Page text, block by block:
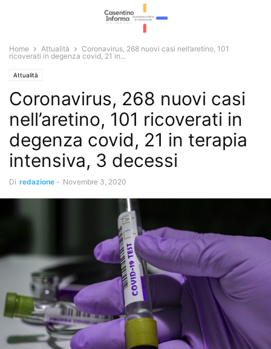
Home Attualità
Coronavirus, 268 nuovi casi nell’aretino, 101
ricoverati in degenza covid, 21 in...
Attualità
Coronavirus, 268 nuovi casi
nell’aretino, 101 ricoverati in
degenza covid, 21 in terapia
intensiva, 3 decessi
Di redazione - Novembre 3, 2020